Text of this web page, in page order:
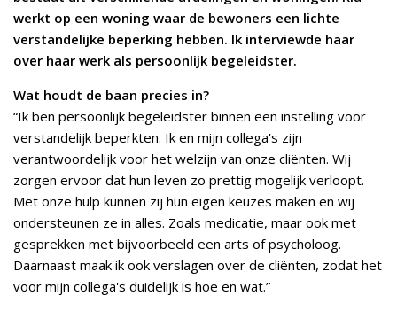
werkt op een woning waar de bewoners een lichte
verstandelijke beperking hebben. Ik interviewde haar
over haar werk als persoonlijk begeleidster.
Wat houdt de baan precies in?
“Ik ben persoonlijk begeleidster binnen een instelling voor
verstandelijk beperkten. Ik en mijn collega's zijn
verantwoordelijk voor het welzijn van onze cliënten. Wij
zorgen ervoor dat hun leven zo prettig mogelijk verloopt.
Met onze hulp kunnen zij hun eigen keuzes maken en wij
ondersteunen ze in alles. Zoals medicatie, maar ook met
gesprekken met bijvoorbeeld een arts of psycholoog.
Daarnaast maak ik ook verslagen over de cliënten, zodat het
voor mijn collega's duidelijk is hoe en wat.”